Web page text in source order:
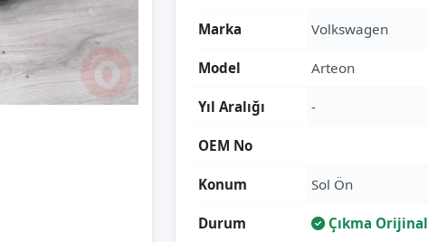
Marka Volkswagen
Model Arteon
Yıl Aralığı -
OEM No
Konum Sol Ön
Durum Çıkma Orijinal